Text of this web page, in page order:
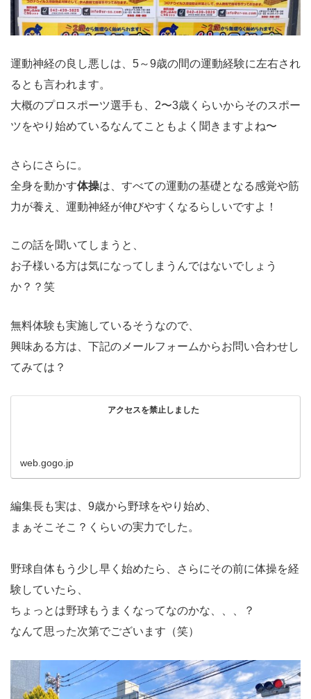
運動神経の良し悪しは、5～9歳の間の運動経験に左右され
るとも言われます。
大概のプロスポーツ選手も、2〜3歳くらいからそのスポー
ツをやり始めているなんてこともよく聞きますよね〜
さらにさらに。
全身を動かす体操は、すべての運動の基礎となる感覚や筋
力が養え、運動神経が伸びやすくなるらしいですよ！
この話を聞いてしまうと、
お子様いる方は気になってしまうんではないでしょう
か？？笑
無料体験も実施しているそうなので、
興味ある方は、下記のメールフォームからお問い合わせし
てみては？
アクセスを禁止しました
web.gogo.jp
編集長も実は、9歳から野球をやり始め、
まぁそこそこ？くらいの実力でした。
野球自体もう少し早く始めたら、さらにその前に体操を経
験していたら、
ちょっとは野球もうまくなってなのかな、、、？
なんて思った次第でございます（笑）